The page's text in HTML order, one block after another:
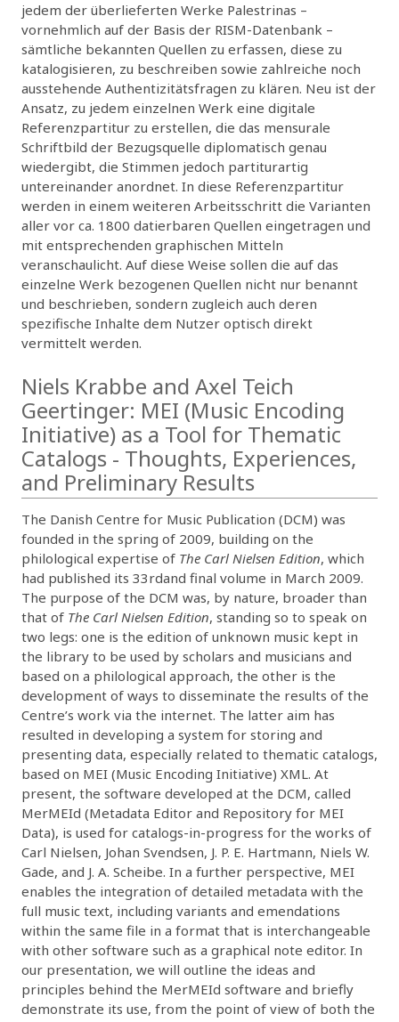
jedem der überlieferten Werke Palestrinas –
vornehmlich auf der Basis der RISM-Datenbank –
sämtliche bekannten Quellen zu erfassen, diese zu
katalogisieren, zu beschreiben sowie zahlreiche noch
ausstehende Authentizitätsfragen zu klären. Neu ist der
Ansatz, zu jedem einzelnen Werk eine digitale
Referenzpartitur zu erstellen, die das mensurale
Schriftbild der Bezugsquelle diplomatisch genau
wiedergibt, die Stimmen jedoch partiturartig
untereinander anordnet. In diese Referenzpartitur
werden in einem weiteren Arbeitsschritt die Varianten
aller vor ca. 1800 datierbaren Quellen eingetragen und
mit entsprechenden graphischen Mitteln
veranschaulicht. Auf diese Weise sollen die auf das
einzelne Werk bezogenen Quellen nicht nur benannt
und beschrieben, sondern zugleich auch deren
spezifische Inhalte dem Nutzer optisch direkt
vermittelt werden.
Niels Krabbe and Axel Teich
Geertinger: MEI (Music Encoding
Initiative) as a Tool for Thematic
Catalogs - Thoughts, Experiences,
and Preliminary Results
The Danish Centre for Music Publication (DCM) was
founded in the spring of 2009, building on the
philological expertise of The Carl Nielsen Edition, which
had published its 33rdand final volume in March 2009.
The purpose of the DCM was, by nature, broader than
that of The Carl Nielsen Edition, standing so to speak on
two legs: one is the edition of unknown music kept in
the library to be used by scholars and musicians and
based on a philological approach, the other is the
development of ways to disseminate the results of the
Centre’s work via the internet. The latter aim has
resulted in developing a system for storing and
presenting data, especially related to thematic catalogs,
based on MEI (Music Encoding Initiative) XML. At
present, the software developed at the DCM, called
MerMEId (Metadata Editor and Repository for MEI
Data), is used for catalogs-in-progress for the works of
Carl Nielsen, Johan Svendsen, J. P. E. Hartmann, Niels W.
Gade, and J. A. Scheibe. In a further perspective, MEI
enables the integration of detailed metadata with the
full music text, including variants and emendations
within the same file in a format that is interchangeable
with other software such as a graphical note editor. In
our presentation, we will outline the ideas and
principles behind the MerMEId software and briefly
demonstrate its use, from the point of view of both the